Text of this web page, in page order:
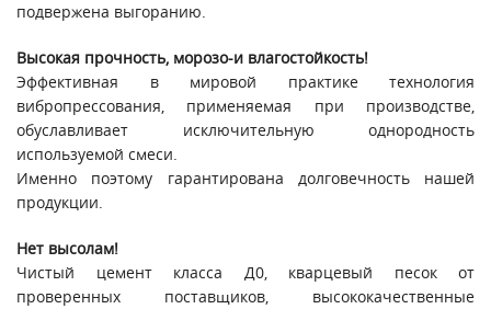
подвержена выгоранию.
Высокая прочность, морозо-и влагостойкость!
Эффективная в мировой практике технология
вибропрессования, применяемая при производстве,
обуславливает исключительную однородность
используемой смеси.
Именно поэтому гарантирована долговечность нашей
продукции.
Нет высолам!
Чистый цемент класса Д0, кварцевый песок от
проверенных поставщиков, высококачественные